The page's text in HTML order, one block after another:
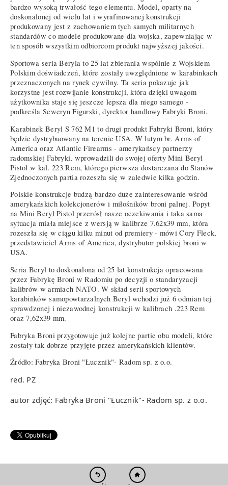
bardzo wysoką trwałość tego elementu. Model, oparty na
doskonalonej od wielu lat i wyrafinowanej konstrukcji
produkowany jest z zachowaniem tych samych militarnych
standardów co modele produkowane dla wojska, zapewniając w
ten sposób wszystkim odbiorcom produkt najwyższej jakości.
Sportowa seria Beryla to 25 lat zbierania wspólnie z Wojskiem
Polskim doświadczeń, które zostały uwzględnione w karabinkach
przeznaczonych na rynek cywilny. Ta seria pokazuje jak
korzystne jest rozwijanie konstrukcji, która dzięki uwagom
użytkownika staje się jeszcze lepsza dla niego samego -
podkreśla Seweryn Figurski, dyrektor handlowy Fabryki Broni.
Karabinek Beryl S 762 M1 to drugi produkt Fabryki Broni, który
będzie dystrybuowany na terenie USA. W lutym br. Arms of
America oraz Atlantic Firearms - amerykańscy partnerzy
radomskiej Fabryki, wprowadzili do swojej oferty Mini Beryl
Pistol w kal. 223 Rem, którego pierwsza dostarczana do Stanów
Zjednoczonych partia rozeszła się w zaledwie kilka godzin.
Polskie konstrukcje budzą bardzo duże zainteresowanie wśród
amerykańskich kolekcjonerów i miłośników broni palnej. Popyt
na Mini Beryl Pistol przerósł nasze oczekiwania i taka sama
sytuacja miała miejsce z wersją w kalibrze 7.62x39 mm, która
rozeszła się w ciągu kilku minut od premiery - mówi Cory Fleck,
przedstawiciel Arms of America, dystrybutor polskiej broni w
USA.
Seria Beryl to doskonalona od 25 lat konstrukcja opracowana
przez Fabrykę Broni w Radomiu po decyzji o standaryzacji
kalibrów w armiach NATO. W skład serii sportowych
karabinków samopowtarzalnych Beryl wchodzi już 6 odmian tej
sprawdzonej i niezawodnej konstrukcji w kalibrach .223 Rem
oraz 7,62x39 mm.
Fabryka Broni przygotowuje już kolejne partie obu modeli, które
zostały tak dobrze przyjęte przez amerykańskich klientów.
Źródło: Fabryka Broni "Łucznik"- Radom sp. z o.o.
red. PZ
autor zdjęć: Fabryka Broni "Łucznik"- Radom sp. z o.o.